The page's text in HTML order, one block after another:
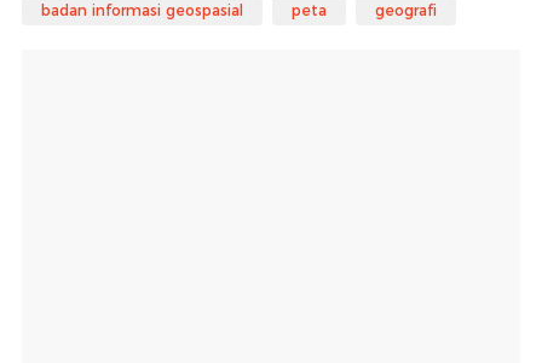
badan informasi geospasial peta geografi